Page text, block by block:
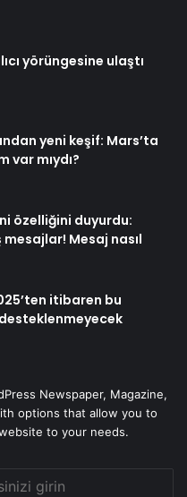
yörüngesine ulaştı
yeni keşif: Mars’ta
var mıydı?
özelliğini duyurdu:
mesajlar! Mesaj nasıl
itibaren bu
Newspaper, Magazine,
options that allow you to
to your needs.